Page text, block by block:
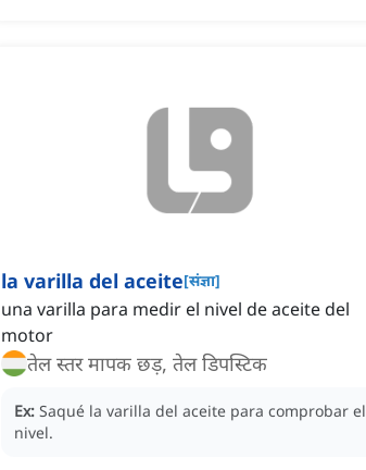
la varilla del aceite[संज्ञा]
una varilla para medir el nivel de aceite del
motor
तेल स्तर मापक छड़, तेल डिपस्टिक
Ex: Saqué la varilla del aceite para comprobar el
nivel.